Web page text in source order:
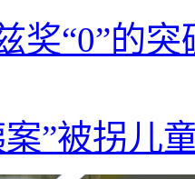
奖“0”的
案”被拐儿